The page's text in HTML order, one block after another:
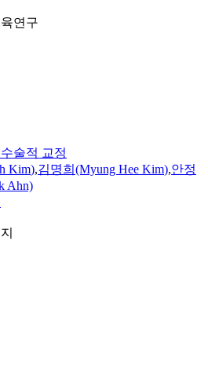
연구
술적 교정
Kim),김명희(Myung Hee Kim),안정
Ahn)